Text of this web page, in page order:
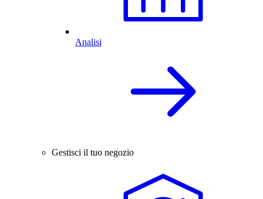
Analisi
Gestisci il tuo negozio